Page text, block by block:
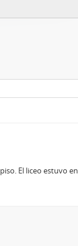
El liceo estuvo